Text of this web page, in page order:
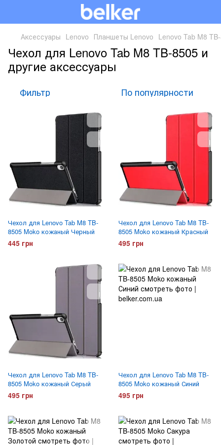
Аксессуары Lenovo Планшеты Lenovo Lenovo Tab M8
Чехол для Lenovo Tab M8 TB-8505 и
другие аксессуары
Фильтр По популярности
Чехол для Lenovo Tab M8 TB-
8505 Moko кожаный Черный
445 грн
Чехол для Lenovo Tab M8 TB-
8505 Moko кожаный Красный
495 грн
Чехол для Lenovo Tab M8 TB-
8505 Moko кожаный Серый
495 грн
Чехол для Lenovo Tab M8 TB-
8505 Moko кожаный Синий
495 грн